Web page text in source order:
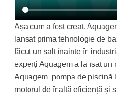
Așa cum a fost creat,
lansat prima tehnologie de
făcut un salt înainte în
experți Aquagem a lansat un
Aquagem, pompa de piscină
motorul de înaltă eficiență și